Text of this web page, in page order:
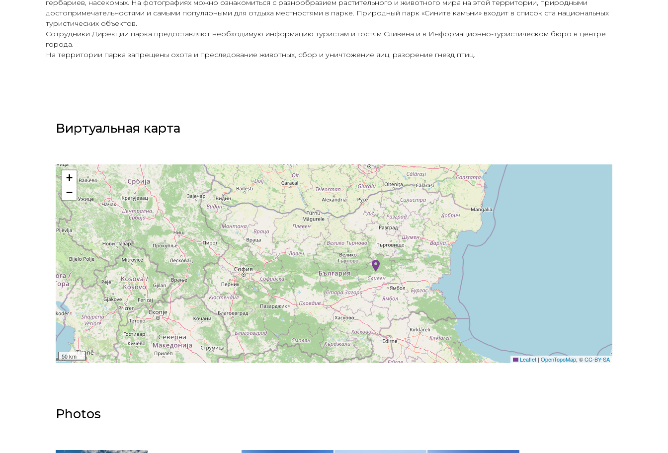
гербариев, насекомых. На фотографиях можно ознакомиться с разнообразием растительного и животного мира на этой территории, природными
достопримечательностями и самыми популярными для отдыха местностями в парке. Природный парк «Сините камъни» входит в список ста национальных
туристических объектов.
Сотрудники Дирекции парка предоставляют необходимую информацию туристам и гостям Сливена и в Информационно-туристическом бюро в центре
города.
На территории парка запрещены охота и преследование животных, сбор и уничтожение яиц, разорение гнезд птиц.
Виртуальная карта​
+
−
50 km Leaflet | OpenTopoMap, ©CC-BY-SA
Photos